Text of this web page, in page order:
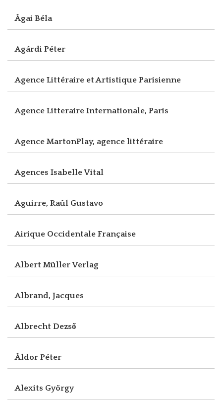
Ágai Béla
Agárdi Péter
Agence Littéraire et Artistique Parisienne
Agence Litteraire Internationale, Paris
Agence MartonPlay, agence littéraire
Agences Isabelle Vital
Aguirre, Raúl Gustavo
Airique Occidentale Française
Albert Müller Verlag
Albrand, Jacques
Albrecht Dezső
Áldor Péter
Alexits György